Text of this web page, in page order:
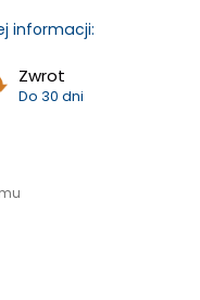
informacji:
Zwrot
Do 30 dni